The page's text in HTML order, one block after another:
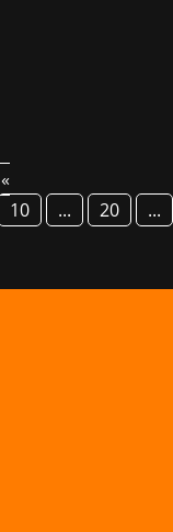
«
10 ... 20
...